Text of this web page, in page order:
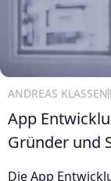
ANDREAS KLASSEN
App
Gründer und
Die App